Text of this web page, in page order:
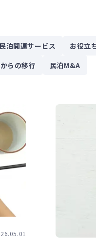
泊関連サービス お役立
らの移行 民泊M&A